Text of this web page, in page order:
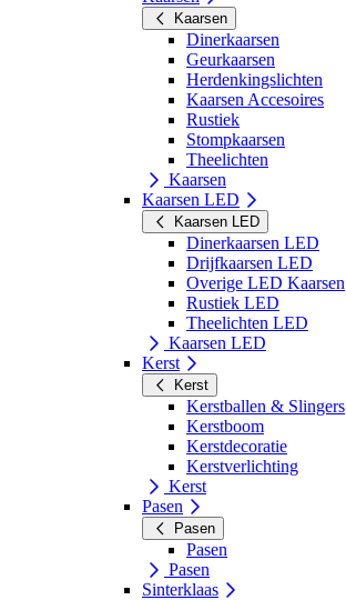
Kaarsen
Dinerkaarsen
Geurkaarsen
Herdenkingslichten
Kaarsen Accesoires
Rustiek
Stompkaarsen
Theelichten
Kaarsen
Kaarsen LED
Kaarsen LED
Dinerkaarsen LED
Drijfkaarsen LED
Overige LED Kaarsen
Rustiek LED
Theelichten LED
Kaarsen LED
Kerst
Kerst
Kerstballen & Slingers
Kerstboom
Kerstdecoratie
Kerstverlichting
Kerst
Pasen
Pasen
Pasen
Pasen
Sinterklaas